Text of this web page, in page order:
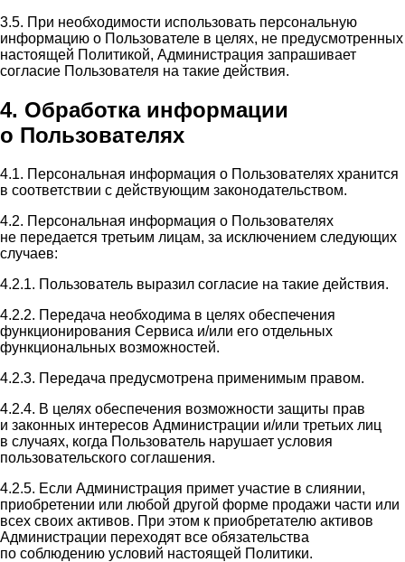
3.5. При необходимости использовать персональную
информацию о Пользователе в целях, не предусмотренных
настоящей Политикой, Администрация запрашивает
согласие Пользователя на такие действия.
4. Обработка информации
о Пользователях
4.1. Персональная информация о Пользователях хранится
в соответствии с действующим законодательством.
4.2. Персональная информация о Пользователях
не передается третьим лицам, за исключением следующих
случаев:
4.2.1. Пользователь выразил согласие на такие действия.
4.2.2. Передача необходима в целях обеспечения
функционирования Сервиса и/или его отдельных
функциональных возможностей.
4.2.3. Передача предусмотрена применимым правом.
4.2.4. В целях обеспечения возможности защиты прав
и законных интересов Администрации и/или третьих лиц
в случаях, когда Пользователь нарушает условия
пользовательского соглашения.
4.2.5. Если Администрация примет участие в слиянии,
приобретении или любой другой форме продажи части или
всех своих активов. При этом к приобретателю активов
Администрации переходят все обязательства
по соблюдению условий настоящей Политики.